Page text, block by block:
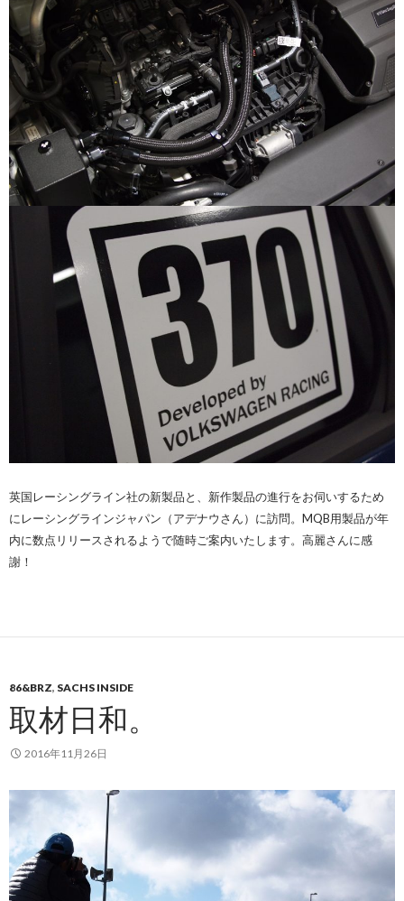
英国レーシングライン社の新製品と、新作製品の進行をお伺いするため
にレーシングラインジャパン（アデナウさん）に訪問。MQB用製品が年
内に数点リリースされるようで随時ご案内いたします。高麗さんに感
謝！
86&BRZ, SACHS INSIDE
取材日和。
2016年11月26日